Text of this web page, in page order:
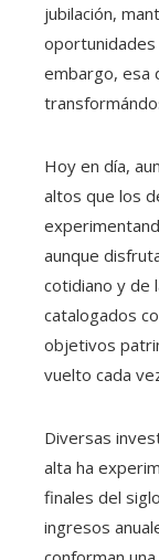
jubilación,
oportunidades
embargo, esa
Hoy en día,
altos que los
aunque
cotidiano y de
catalogados
objetivos
vuelto cada
Diversas
alta ha
finales del
ingresos